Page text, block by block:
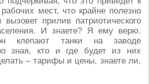
мест, что крайне полезно
прилив патриотического
И знаете? Я ему верю.
клепают танки на заводе
зная, кто и где будет из них
– тарифы и цены, знаете ли,